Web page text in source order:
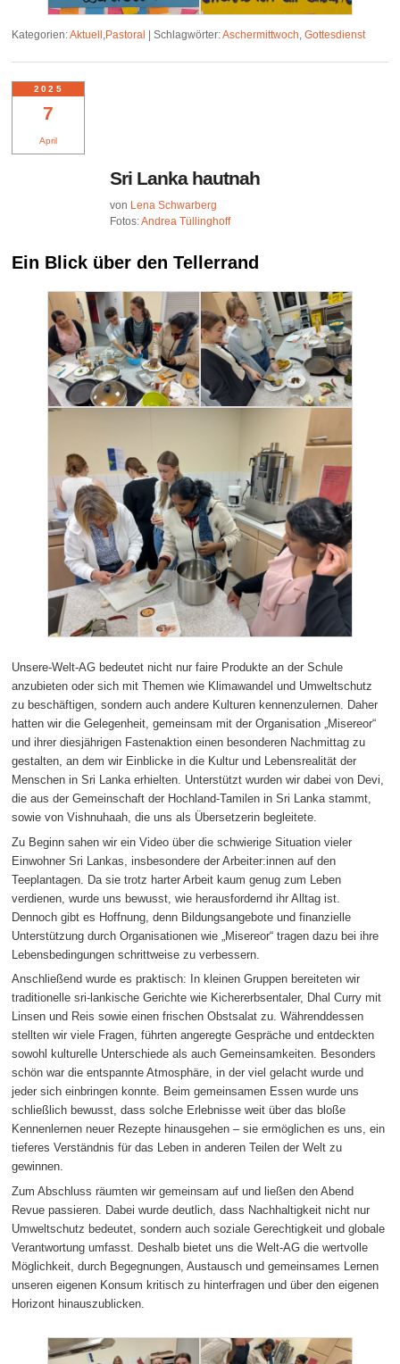
Kategorien:Aktuell ,Pastoral |Schlagwörter:Aschermittwoch,Gottesdienst
7
April
2025
Sri Lanka hautnah
von Lena Schwarberg
Fotos:Andrea Tüllinghoff
Ein Blick über den Tellerrand
Unsere-Welt-AG bedeutet nicht nur faire Produkte an der Schule
anzubieten oder sich mit Themen wie Klimawandel und Umweltschutz
zu beschäftigen, sondern auch andere Kulturen kennenzulernen. Daher
hatten wir die Gelegenheit, gemeinsam mit der Organisation „Misereor“
und ihrer diesjährigen Fastenaktion einen besonderen Nachmittag zu
gestalten, an dem wir Einblicke in die Kultur und Lebensrealität der
Menschen in Sri Lanka erhielten. Unterstützt wurden wir dabei von Devi,
die aus der Gemeinschaft der Hochland-Tamilen in Sri Lanka stammt,
sowie von Vishnuhaah, die uns als Übersetzerin begleitete.
Zu Beginn sahen wir ein Video über die schwierige Situation vieler
Einwohner Sri Lankas, insbesondere der Arbeiter:innen auf den
Teeplantagen. Da sie trotz harter Arbeit kaum genug zum Leben
verdienen, wurde uns bewusst, wie herausfordernd ihr Alltag ist.
Dennoch gibt es Hoffnung, denn Bildungsangebote und finanzielle
Unterstützung durch Organisationen wie „Misereor“ tragen dazu bei ihre
Lebensbedingungen schrittweise zu verbessern.
Anschließend wurde es praktisch: In kleinen Gruppen bereiteten wir
traditionelle sri-lankische Gerichte wie Kichererbsentaler, Dhal Curry mit
Linsen und Reis sowie einen frischen Obstsalat zu. Währenddessen
stellten wir viele Fragen, führten angeregte Gespräche und entdeckten
sowohl kulturelle Unterschiede als auch Gemeinsamkeiten. Besonders
schön war die entspannte Atmosphäre, in der viel gelacht wurde und
jeder sich einbringen konnte. Beim gemeinsamen Essen wurde uns
schließlich bewusst, dass solche Erlebnisse weit über das bloße
Kennenlernen neuer Rezepte hinausgehen – sie ermöglichen es uns, ein
tieferes Verständnis für das Leben in anderen Teilen der Welt zu
gewinnen.
Zum Abschluss räumten wir gemeinsam auf und ließen den Abend
Revue passieren. Dabei wurde deutlich, dass Nachhaltigkeit nicht nur
Umweltschutz bedeutet, sondern auch soziale Gerechtigkeit und globale
Verantwortung umfasst. Deshalb bietet uns die Welt-AG die wertvolle
Möglichkeit, durch Begegnungen, Austausch und gemeinsames Lernen
unseren eigenen Konsum kritisch zu hinterfragen und über den eigenen
Horizont hinauszublicken.